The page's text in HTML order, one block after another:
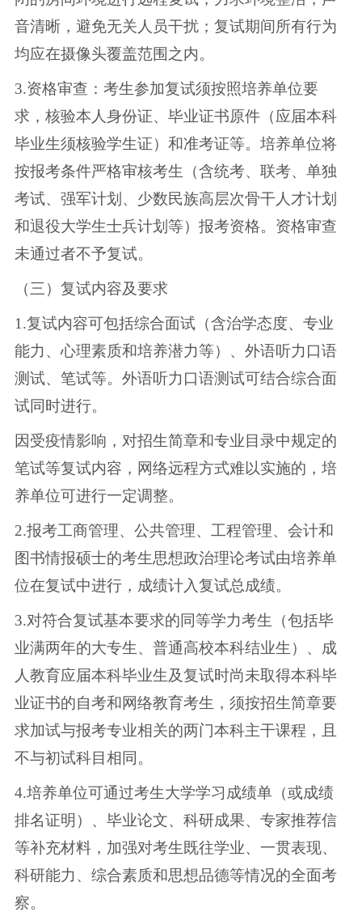
音清晰，避免无关人员干扰；复试期间所有行为
均应在摄像头覆盖范围之内。
3.资格审查：考生参加复试须按照培养单位要
求，核验本人身份证、毕业证书原件（应届本科
毕业生须核验学生证）和准考证等。培养单位将
按报考条件严格审核考生（含统考、联考、单独
考试、强军计划、少数民族高层次骨干人才计划
和退役大学生士兵计划等）报考资格。资格审查
未通过者不予复试。
（三）复试内容及要求
1.复试内容可包括综合面试（含治学态度、专业
能力、心理素质和培养潜力等）、外语听力口语
测试、笔试等。外语听力口语测试可结合综合面
试同时进行。
因受疫情影响，对招生简章和专业目录中规定的
笔试等复试内容，网络远程方式难以实施的，培
养单位可进行一定调整。
2.报考工商管理、公共管理、工程管理、会计和
图书情报硕士的考生思想政治理论考试由培养单
位在复试中进行，成绩计入复试总成绩。
3.对符合复试基本要求的同等学力考生（包括毕
业满两年的大专生、普通高校本科结业生）、成
人教育应届本科毕业生及复试时尚未取得本科毕
业证书的自考和网络教育考生，须按招生简章要
求加试与报考专业相关的两门本科主干课程，且
不与初试科目相同。
4.培养单位可通过考生大学学习成绩单（或成绩
排名证明）、毕业论文、科研成果、专家推荐信
等补充材料，加强对考生既往学业、一贯表现、
科研能力、综合素质和思想品德等情况的全面考
察。